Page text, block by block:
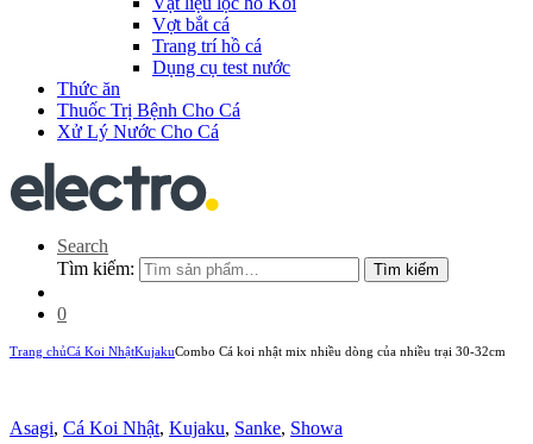
Vợt bắt cá
Trang trí hồ cá
Dụng cụ test nước
Thức ăn
Thuốc Trị Bệnh Cho Cá
Xử Lý Nước Cho Cá
Search
Tìm kiếm:
Tìm kiếm
0
Trang chủCá Koi NhậtKujakuCombo Cá koi nhật mix nhiều dòng của nhiều trại 30-32cm
Asagi, Cá Koi Nhật, Kujaku, Sanke, Showa